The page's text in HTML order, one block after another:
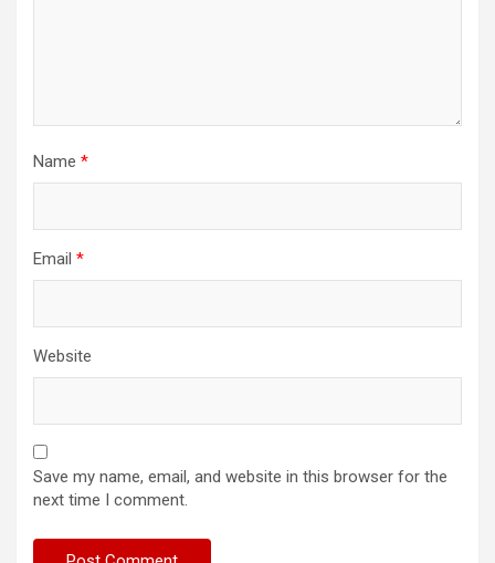
Name *
Email *
Website
Save my name, email, and website in this browser for the
next time I comment.